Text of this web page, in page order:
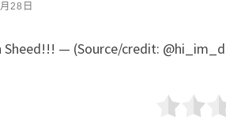
28日
— (Source/credit: